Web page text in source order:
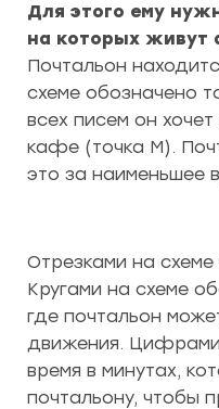
Для этого ему
на которых живут
Почтальон
схеме обозначено
всех писем он
кафе (точка М).
это за наименьшее
Отрезками на
Кругами на схеме
где почтальон
движения. Цифрами
время в минутах,
почтальону, чтобы